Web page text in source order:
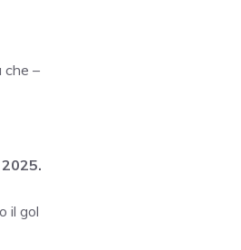
che –
il gol